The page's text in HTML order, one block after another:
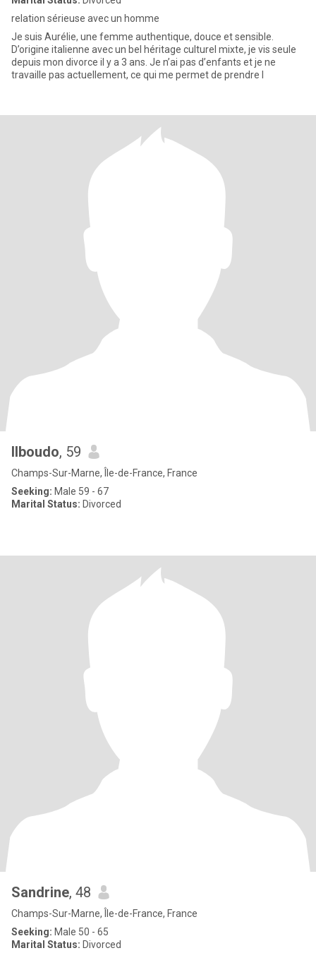
relation sérieuse avec un homme
Je suis Aurélie, une femme authentique, douce et sensible.
D’origine italienne avec un bel héritage culturel mixte, je vis seule
depuis mon divorce il y a 3 ans. Je n’ai pas d’enfants et je ne
travaille pas actuellement, ce qui me permet de prendre l
Ilboudo, 59
Champs-Sur-Marne, Île-de-France, France
Seeking: Male 59 - 67
Marital Status: Divorced
Sandrine, 48
Champs-Sur-Marne, Île-de-France, France
Seeking: Male 50 - 65
Marital Status: Divorced